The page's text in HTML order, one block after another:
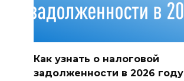
Как узнать о налоговой
задолженности в 2026 году